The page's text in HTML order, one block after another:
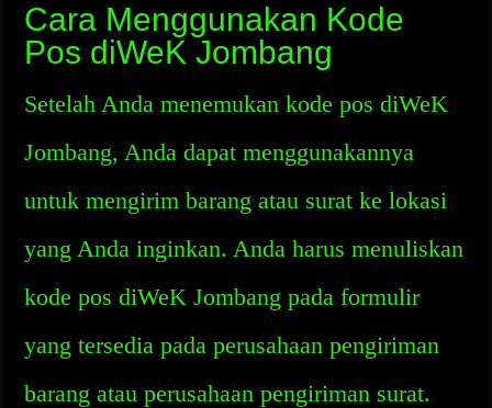
Cara Menggunakan Kode
Pos diWeK Jombang
Setelah Anda menemukan kode pos diWeK
Jombang, Anda dapat menggunakannya
untuk mengirim barang atau surat ke lokasi
yang Anda inginkan. Anda harus menuliskan
kode pos diWeK Jombang pada formulir
yang tersedia pada perusahaan pengiriman
barang atau perusahaan pengiriman surat.